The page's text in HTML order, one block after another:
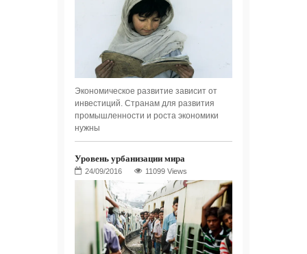
Экономическое развитие зависит от
инвестиций. Странам для развития
промышленности и роста экономики
нужны
Уровень урбанизации мира
11099 Views